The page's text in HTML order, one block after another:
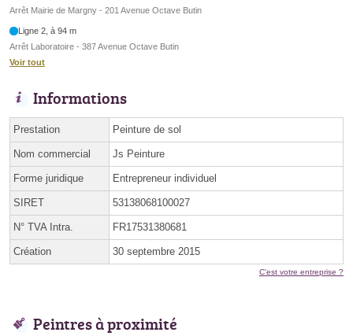
Arrêt Mairie de Margny - 201 Avenue Octave Butin
Ligne 2, à 94 m
Arrêt Laboratoire - 387 Avenue Octave Butin
Voir tout
Informations
Prestation Peinture de sol
Nom commercial Js Peinture
Forme juridique Entrepreneur individuel
SIRET 53138068100027
N° TVA Intra. FR17531380681
Création 30 septembre 2015
C'est votre entreprise ?
Peintres à proximité